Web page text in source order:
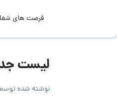
فرصت های
لیست
نوشته شده